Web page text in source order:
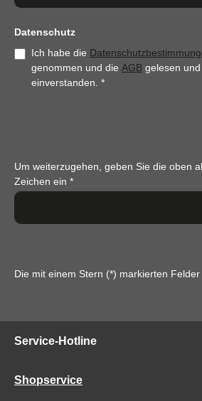
Datenschutz
Ich habe die
genommen und die AGB gelesen
einverstanden. *
Um weiterzugehen, geben Sie die oben
Zeichen ein *
Die mit einem Stern (*) markierten Felder
Service-Hotline
Shopservice